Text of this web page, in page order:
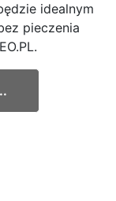
idealnym
pieczenia